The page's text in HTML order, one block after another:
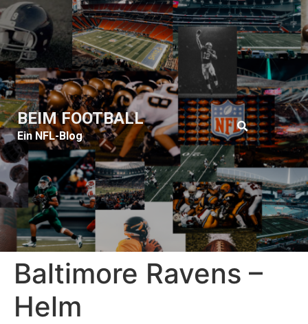
BEIM FOOTBALL
Ein NFL-Blog
Baltimore Ravens –
Helm